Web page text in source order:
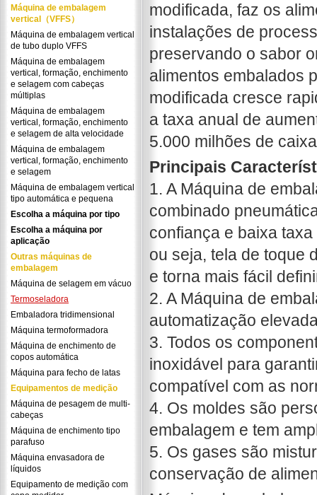
Máquina de embalagem
vertical（VFFS）
Máquina de embalagem vertical
de tubo duplo VFFS
Máquina de embalagem
vertical, formação, enchimento
e selagem com cabeças
múltiplas
Máquina de embalagem
vertical, formação, enchimento
e selagem de alta velocidade
Máquina de embalagem
vertical, formação, enchimento
e selagem
Máquina de embalagem vertical
tipo automática e pequena
Escolha a máquina por tipo
Escolha a máquina por
aplicação
Outras máquinas de
embalagem
Máquina de selagem em vácuo
Termoseladora
Embaladora tridimensional
Máquina termoformadora
Máquina de enchimento de
copos automática
Máquina para fecho de latas
Equipamentos de medição
Máquina de pesagem de multi-
cabeças
Máquina de enchimento tipo
parafuso
Máquina envasadora de
líquidos
Equipamento de medição com
modificada, faz os
instalações de
preservando o sabor
alimentos embalados
modificada cresce
a taxa anual de
5.000 milhões de
Principais
1. A Máquina de
combinado
confiança e baixa
ou seja, tela de toque
e torna mais fácil
2. A Máquina de
automatização
3. Todos os
inoxidável para
compatível com as
4. Os moldes são
embalagem e tem
5. Os gases são
conservação de